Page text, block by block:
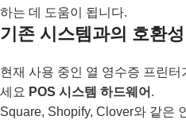
하는 데 도움이 됩니다.
기존 시스템과의 호환
현재 사용 중인 열 영수증 프린
세요 POS 시스템 하드웨어 .
Square, Shopify, Clover와 같은